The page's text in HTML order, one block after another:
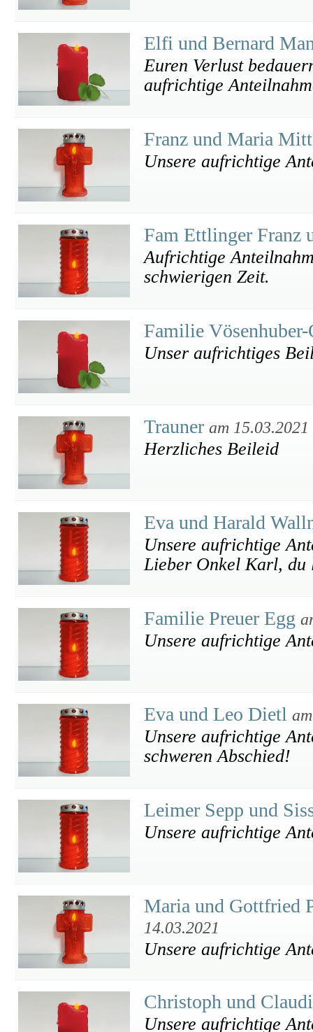
Elfi und Bernard
Euren Verlust
aufrichtige
Franz und Maria
Unsere aufrichtige
Fam Ettlinger Franz
Aufrichtige
schwierigen Zeit.
Familie
Unser aufrichtiges
Trauner am 15.03.2021
Herzliches Beileid
Eva und Harald
Unsere aufrichtige
Lieber Onkel Karl, du
Familie Preuer Egg
Unsere aufrichtige
Eva und Leo Dietl
Unsere aufrichtige
schweren Abschied!
Leimer Sepp und
Unsere aufrichtige
Maria und Gottfried
14.03.2021
Unsere aufrichtige
Christoph und
Unsere aufrichtige